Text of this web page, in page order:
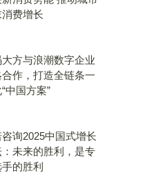
费增长
方与浪潮数字企业
作，打造全链条一
中国方案”
询2025中国式增长
未来的胜利，是专
的胜利